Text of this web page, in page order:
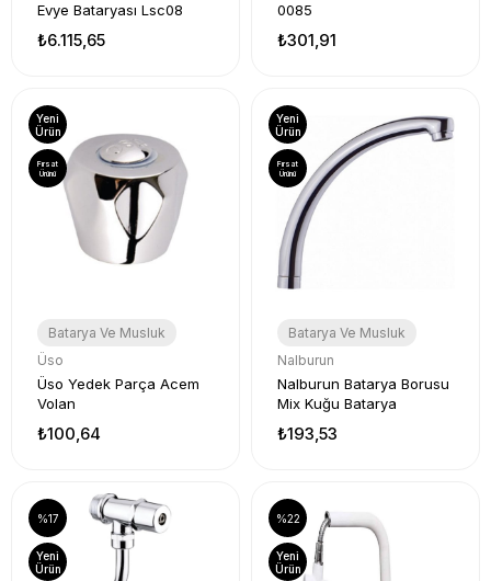
Evye Bataryası Lsc08
₺6.115,65
0085
₺301,91
Batarya Ve Musluk
Üso
Üso Yedek Parça Acem
Volan
₺100,64
Yeni
Ürün
Fırsat
Ürünü
Batarya Ve Musluk
Nalburun
Nalburun Batarya Borusu
Mix Kuğu Batarya
₺193,53
Yeni
Ürün
Fırsat
Ürünü
%17
Yeni
Ürün
%22
Yeni
Ürün